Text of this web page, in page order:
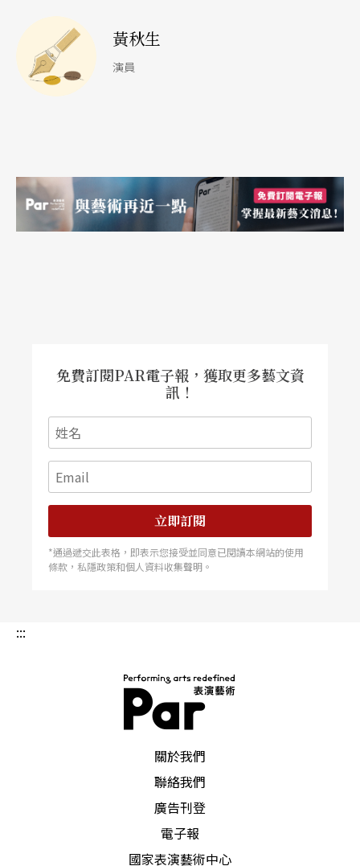
黃秋生
演員
免費訂閱PAR電子報，獲取更多藝文資
訊！
立即訂閱
*通過遞交此表格，即表示您接受並同意已閱讀本網站的使用
條款，私隱政策和個人資料收集聲明。
:::
關於我們
聯絡我們
廣告刊登
電子報
國家表演藝術中心